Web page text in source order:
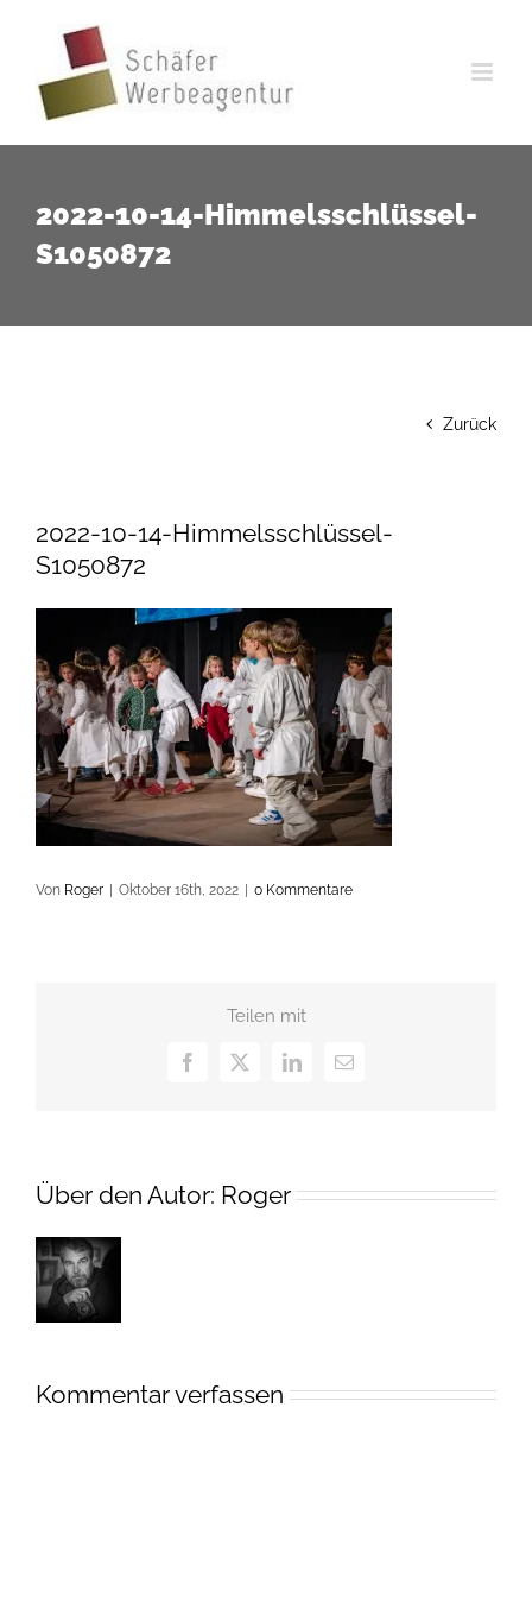
springen
2022-10-14-Himmelsschlüssel-
S1050872
Zurück
2022-10-14-Himmelsschlüssel-
S1050872
Von Roger Oktober 16th, 2022 0 Kommentare
Teilen mit
Facebook
X LinkedIn
E-
Über den Autor: Roger
Kommentar verfassen